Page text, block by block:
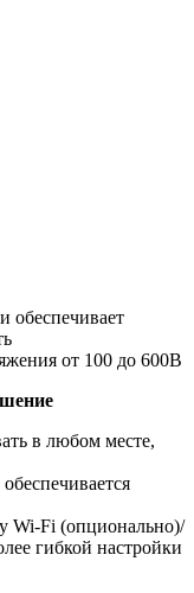
обеспечивает
от 100 до 600В
в любом месте,
Wi-Fi (опционально)/
гибкой настройки